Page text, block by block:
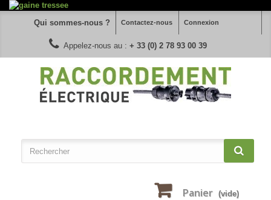
Connexion
Contactez-nous
Qui sommes-nous ?
Appelez-nous au : + 33 (0) 2 78 93 00 39
Panier (vide)